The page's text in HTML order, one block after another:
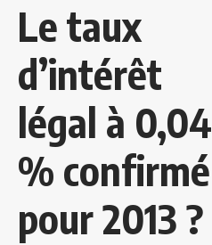
Le taux
d’intérêt
légal à 0,04
% confirmé
pour 2013 ?